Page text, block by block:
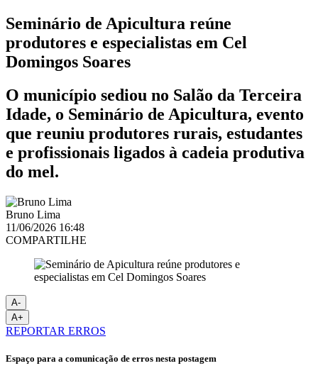
Seminário de Apicultura reúne
produtores e especialistas em Cel
Domingos Soares
O município sediou no Salão da Terceira
Idade, o Seminário de Apicultura, evento
que reuniu produtores rurais, estudantes
e profissionais ligados à cadeia produtiva
do mel.
Bruno Lima
11/06/2026 16:48
COMPARTILHE
A-
A+
REPORTAR ERROS
Espaço para a comunicação de erros nesta postagem